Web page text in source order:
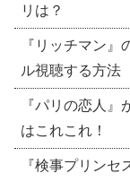
リは？
『リッチマン
ル視聴する方法
『パリの恋人
はこれこれ！
『検事プリン